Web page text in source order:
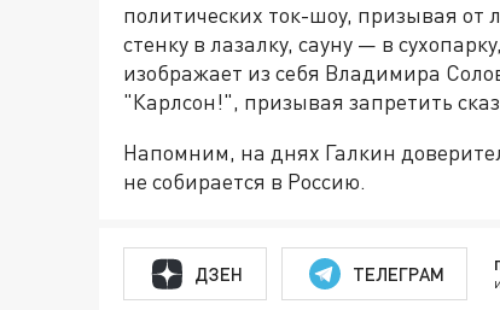
политических ток-шоу, призывая
стенку в лазалку, сауну — в
изображает из себя Владимира
"Карлсон!", призывая запретить
Напомним, на днях Галкин
не собирается в Россию.
ДЗЕН ТЕЛЕГРАМ